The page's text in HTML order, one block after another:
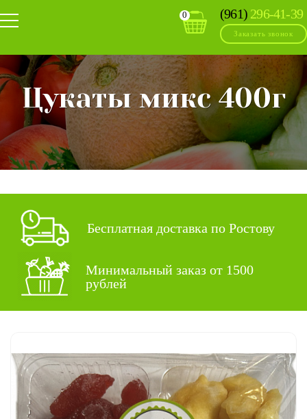
0 (961) 296-41-39
Заказать звонок
Цукаты микс 400г
Бесплатная доставка по Ростову
Минимальный заказ от 1500
рублей